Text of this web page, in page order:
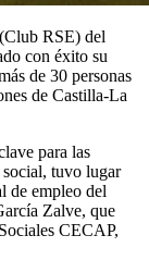
RSE) del
con éxito su
de 30 personas
de Castilla-La
para las
social, tuvo lugar
de empleo del
Zalve, que
CECAP,